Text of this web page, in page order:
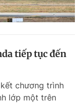
biết
tiếp tục đến
chương trình
lớp một trên